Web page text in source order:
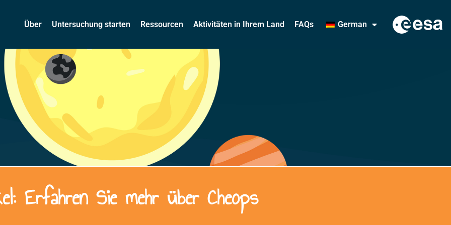
Über Untersuchung starten Ressourcen Aktivitäten in Ihrem Land FAQs German
Erfahren Sie mehr über Cheops